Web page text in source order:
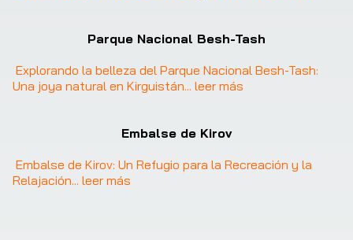
Parque Nacional Besh-Tash
Explorando la belleza del Parque Nacional Besh-Tash:
Una joya natural en Kirguistán... leer más
Embalse de Kirov
Embalse de Kirov: Un Refugio para la Recreación y la
Relajación... leer más